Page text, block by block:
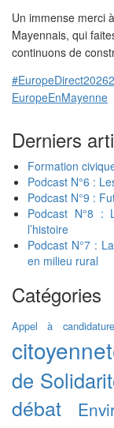
Un immense merci
Mayennais, qui
continuons de
EuropeEnMayenne
Derniers
Formation
Podcast N°6 :
Podcast N°9 :
Podcast N°8 :
l’histoire
Podcast N°7 :
en milieu rural
Catégories
Appel à
de
débat